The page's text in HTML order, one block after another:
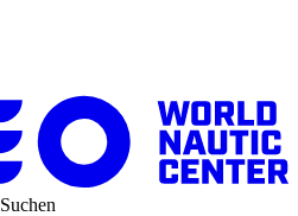
Suchen